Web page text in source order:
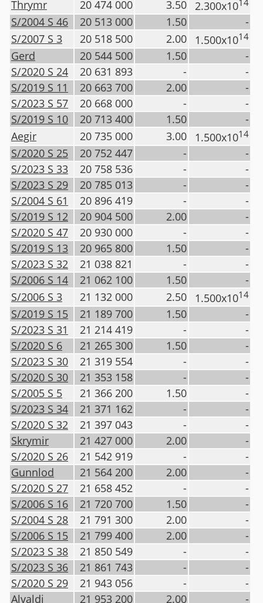
Thrymr
20 474 000 3.50 2.300x10
S/2004 S 46 20 513 000 1.50
-
S/2007 S 3
20 518 500 2.00 1.500x1014
Gerd 20 544 500 1.50
-
S/2020 S 24
20 631 893 -
-
S/2019 S 11
20 663 700 2.00
-
S/2023 S 57
20 668 000 -
-
S/2019 S 10
20 713 400 1.50
-
Aegir
20 735 000 3.00 1.500x1014
S/2020 S 25 20 752 447 -
-
S/2023 S 33
20 758 536 -
-
S/2023 S 29
20 785 013 -
-
S/2004 S 61
20 896 419 -
-
S/2019 S 12
20 904 500 2.00
-
S/2020 S 47
20 930 000 -
-
S/2019 S 13
20 965 800 1.50
-
S/2023 S 32
21 038 821 -
-
S/2006 S 14
21 062 100 1.50
-
S/2006 S 3
21 132 000 2.50 1.500x1014
S/2019 S 15 21 189 700 1.50
-
S/2023 S 31
21 214 419 -
-
S/2020 S 6
21 265 300 1.50
-
S/2023 S 30
21 319 554 -
-
S/2020 S 30
21 353 158 -
-
S/2005 S 5
21 366 200 1.50
-
S/2023 S 34
21 371 162 -
-
S/2020 S 32
21 397 043 -
-
Skrymir
21 427 000 2.00
-
S/2020 S 26
21 542 919 -
-
Gunnlod
21 564 200 2.00
-
S/2020 S 27
21 658 452 -
-
S/2006 S 16
21 720 700 1.50
-
S/2004 S 28
21 791 300 2.00
-
S/2006 S 15
21 799 400 2.00
-
S/2023 S 38
21 850 549 -
-
S/2023 S 36
21 861 743 -
-
S/2020 S 29
21 943 056 -
-
Alvaldi
21 953 200 2.00 -